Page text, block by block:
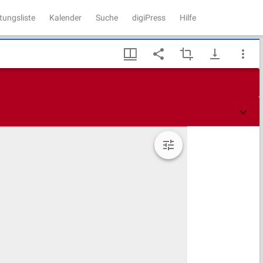
Kalender Suche digiPress Hilfe